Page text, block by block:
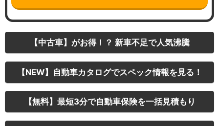
【中古車】がお得！？ 新車不足で人気沸騰
【NEW】自動車カタログでスペック情報を見る！
【無料】最短3分で自動車保険を一括見積もり